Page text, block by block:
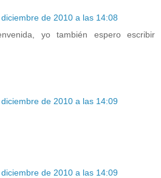
de 2010 a las 14:08
yo también espero escribir
de 2010 a las 14:09
de 2010 a las 14:09